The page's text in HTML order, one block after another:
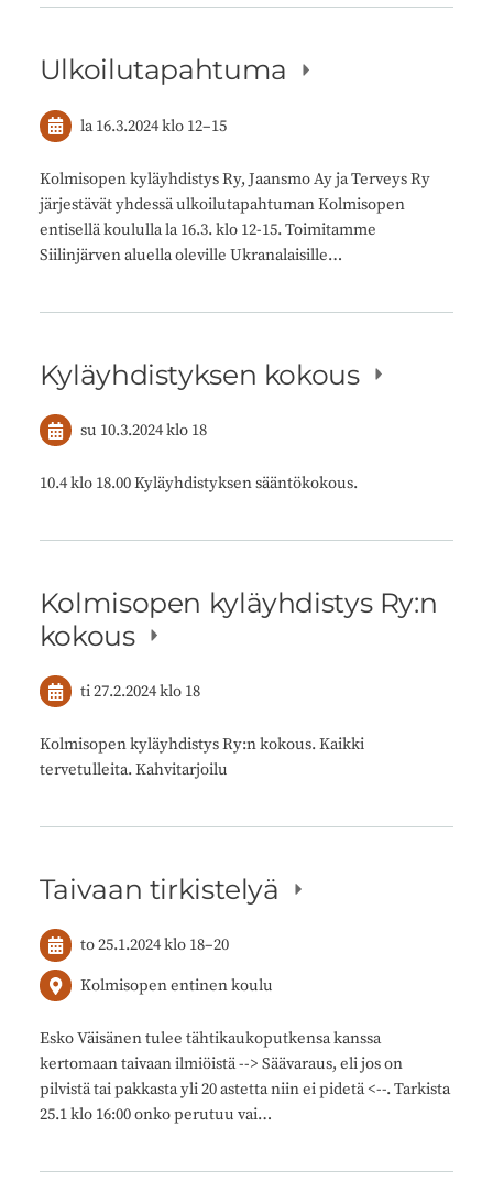
Ulkoilutapahtuma
la 16.3.2024klo 12–15
Kolmisopen kyläyhdistys Ry, Jaansmo Ay ja Terveys Ry
järjestävät yhdessä ulkoilutapahtuman Kolmisopen
entisellä koululla la 16.3. klo 12-15. Toimitamme
Siilinjärven aluella oleville Ukranalaisille…
Kyläyhdistyksen kokous
su 10.3.2024klo 18
10.4 klo 18.00 Kyläyhdistyksen sääntökokous.
Kolmisopen kyläyhdistys Ry:n
kokous
ti 27.2.2024klo 18
Kolmisopen kyläyhdistys Ry:n kokous. Kaikki
tervetulleita. Kahvitarjoilu
Taivaan tirkistelyä
to 25.1.2024klo 18–20
Kolmisopen entinen koulu
Esko Väisänen tulee tähtikaukoputkensa kanssa
kertomaan taivaan ilmiöistä --> Säävaraus, eli jos on
pilvistä tai pakkasta yli 20 astetta niin ei pidetä <--. Tarkista
25.1 klo 16:00 onko perutuu vai…